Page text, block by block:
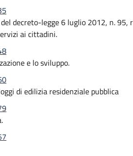
decreto-legge 6 luglio 2012, n.
ai cittadini.
e lo sviluppo.
di edilizia residenziale pubblica